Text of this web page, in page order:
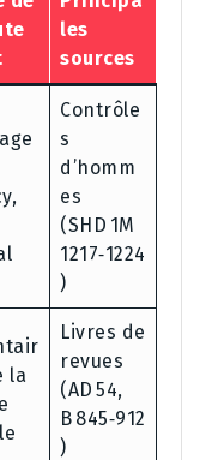
les
sources
Contrôle
s
d’homm
es
(SHD 1M
1217‑1224
)
la
Livres de
revues
(AD 54,
B 845‑912
)